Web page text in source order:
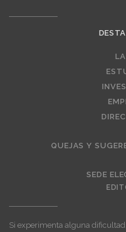
QUEJAS Y
SEDE
Si experimenta alguna